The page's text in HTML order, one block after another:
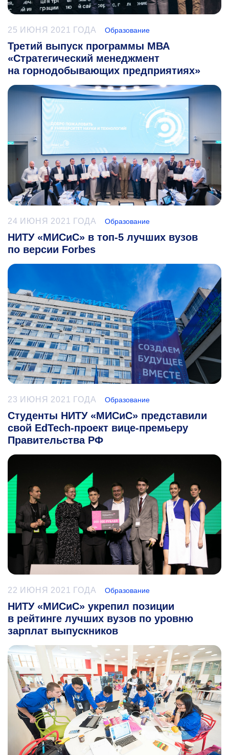
25 ИЮНЯ 2021 ГОДА Образование
Третий выпуск программы МВА
«Стратегический менеджмент
на горнодобывающих предприятиях»
24 ИЮНЯ 2021 ГОДА Образование
НИТУ «МИСиС» в топ-5 лучших вузов
по версии Forbes
23 ИЮНЯ 2021 ГОДА Образование
Студенты НИТУ «МИСиС» представили
свой EdTech-проект вице-премьеру
Правительства РФ
22 ИЮНЯ 2021 ГОДА Образование
НИТУ «МИСиС» укрепил позиции
в рейтинге лучших вузов по уровню
зарплат выпускников